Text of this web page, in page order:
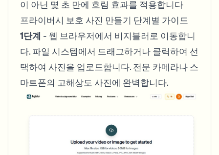
이 아닌 몇 초 만에 흐림 효과를 적용합니다
프라이버시 보호 사진 만들기 단계별 가이드
1단계 - 웹 브라우저에서 비지블러로 이동합니
다. 파일 시스템에서 드래그하거나 클릭하여 선
택하여 사진을 업로드합니다. 전문 카메라나 스
마트폰의 고해상도 사진에 완벽합니다.